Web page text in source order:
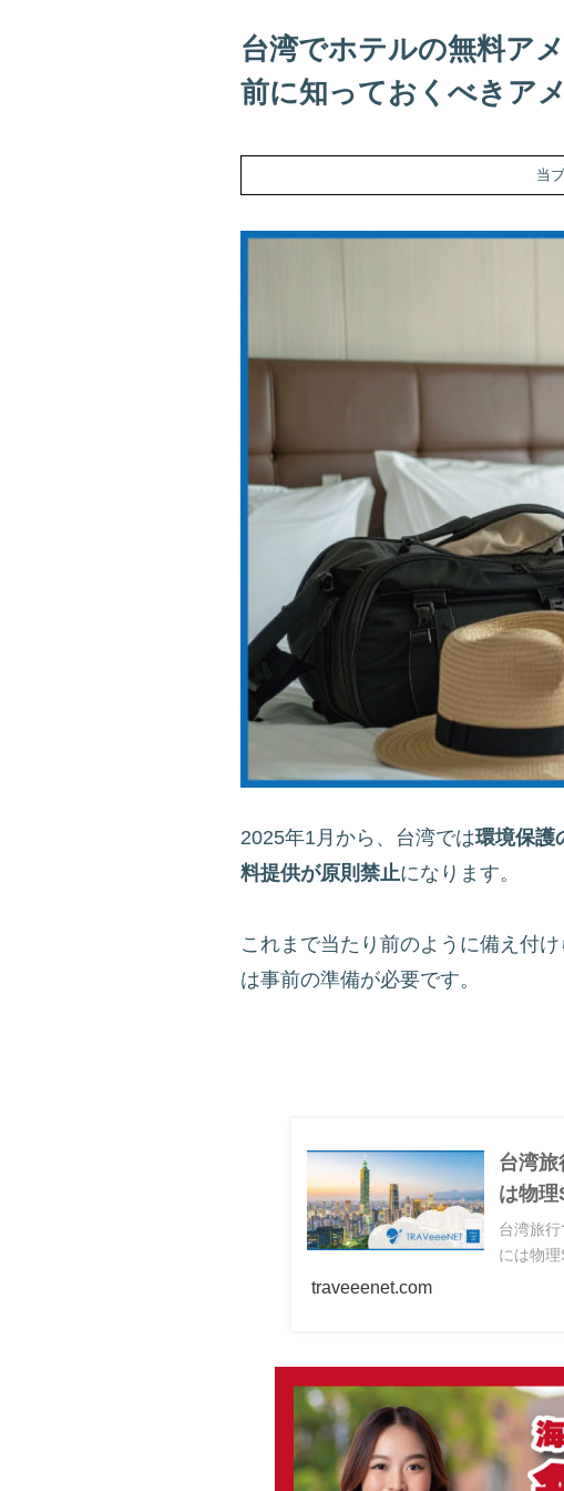
台湾でホテルの無料ア
前に知っておくべきア
当
2025年1月から、台湾では環境保護
料提供が原則禁止になります。
これまで当たり前のように備え付
は事前の準備が必要です。
台湾
は物理
台湾旅
には物理
traveeenet.com